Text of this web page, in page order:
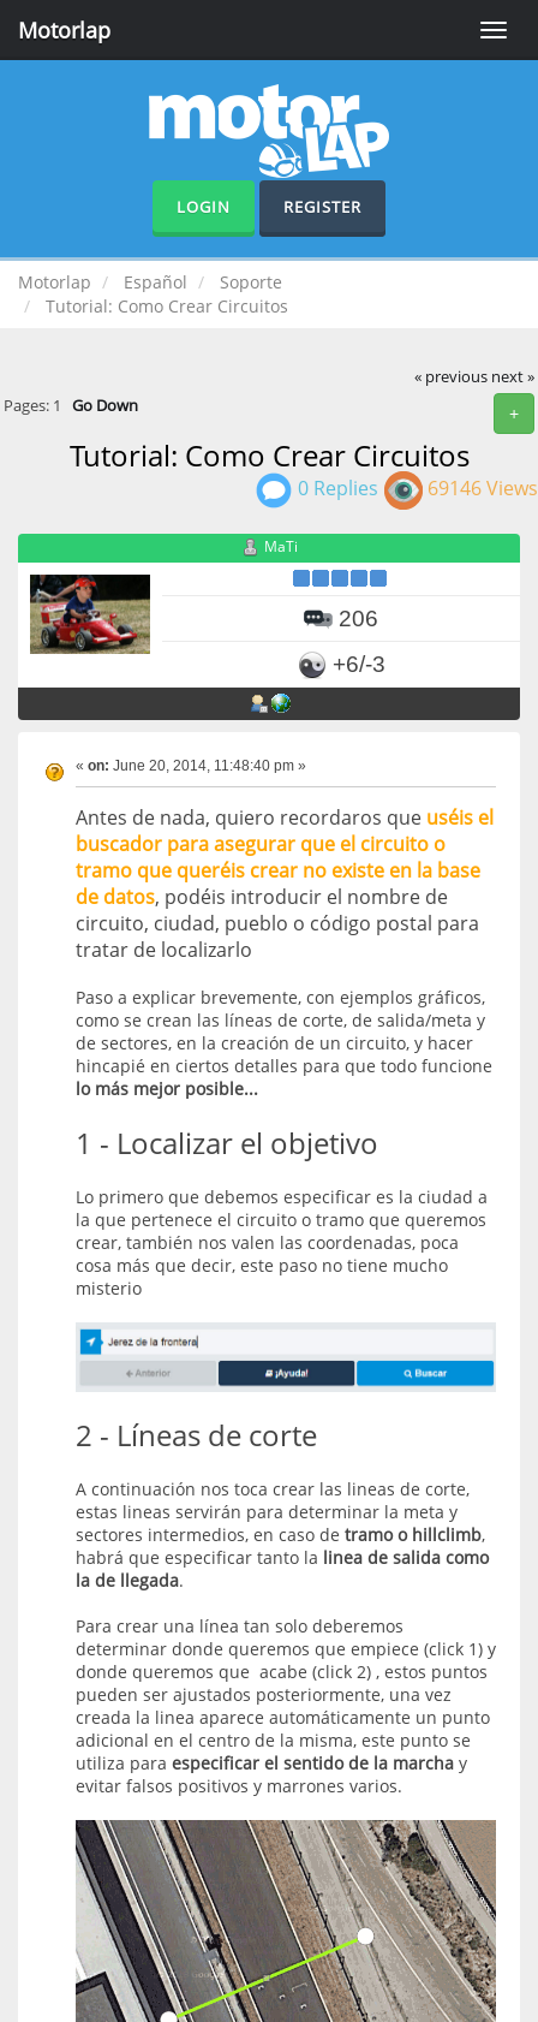
Toggle
Motorlap
LOGIN REGISTER
Motorlap Español
Soporte
Tutorial: Como Crear Circuitos
« previous next »
+
Pages: 1 Go Down
Tutorial: Como Crear Circuitos
0 Replies 69146 Views
MaTi
206
+6/-3
« on: June 20, 2014, 11:48:40 pm »
Antes de nada, quiero recordaros que uséis el
buscador para asegurar que el circuito o
tramo que queréis crear no existe en la base
de datos, podéis introducir el nombre de
circuito, ciudad, pueblo o código postal para
tratar de localizarlo
Paso a explicar brevemente, con ejemplos gráficos,
como se crean las líneas de corte, de salida/meta y
de sectores, en la creación de un circuito, y hacer
hincapié en ciertos detalles para que todo funcione
lo más mejor posible...
1 - Localizar el objetivo
Lo primero que debemos especificar es la ciudad a
la que pertenece el circuito o tramo que queremos
crear, también nos valen las coordenadas, poca
cosa más que decir, este paso no tiene mucho
misterio
2 - Líneas de corte
A continuación nos toca crear las lineas de corte,
estas lineas servirán para determinar la meta y
sectores intermedios, en caso de tramo o hillclimb,
habrá que especificar tanto la linea de salida como
la de llegada.
Para crear una línea tan solo deberemos
determinar donde queremos que empiece (click 1) y
donde queremos que acabe (click 2) , estos puntos
pueden ser ajustados posteriormente, una vez
creada la linea aparece automáticamente un punto
adicional en el centro de la misma, este punto se
utiliza para especificar el sentido de la marcha y
evitar falsos positivos y marrones varios.